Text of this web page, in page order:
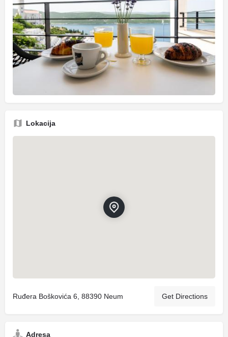
Lokacija
Ruđera Boškovića 6, 88390 Neum Get Directions
Adresa